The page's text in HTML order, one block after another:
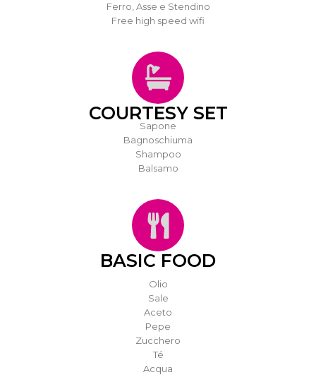
Ferro, Asse e Stendino
Free high speed wifi
COURTESY SET
Sapone
Bagnoschiuma
Shampoo
Balsamo
BASIC FOOD
Olio
Sale
Aceto
Pepe
Zucchero
Té
Acqua